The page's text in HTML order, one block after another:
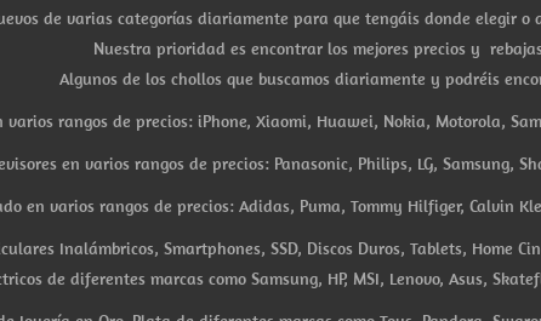
de varias categorías diariamente para que tengáis donde elegir o
Nuestra prioridad es encontrar los mejores precios y
Algunos de los chollos que buscamos diariamente y podréis
varios rangos de precios: iPhone, Xiaomi, Huawei, Nokia, Motorola,
en varios rangos de precios: Panasonic, Philips, LG, Samsung,
en varios rangos de precios: Adidas, Puma, Tommy Hilfiger, Calvin
Inalámbricos, Smartphones, SSD, Discos Duros, Tablets, Home
de diferentes marcas como Samsung, HP, MSI, Lenovo, Asus,